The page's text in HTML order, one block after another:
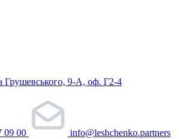
Грушевського, 9-А, оф. Г2-4
09 00
info@leshchenko.partners